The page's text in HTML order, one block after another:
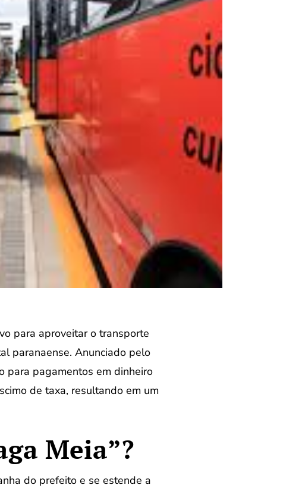
para aproveitar o transporte
paranaense. Anunciado pelo
para pagamentos em dinheiro
de taxa, resultando em um
Meia”?
do prefeito e se estende a